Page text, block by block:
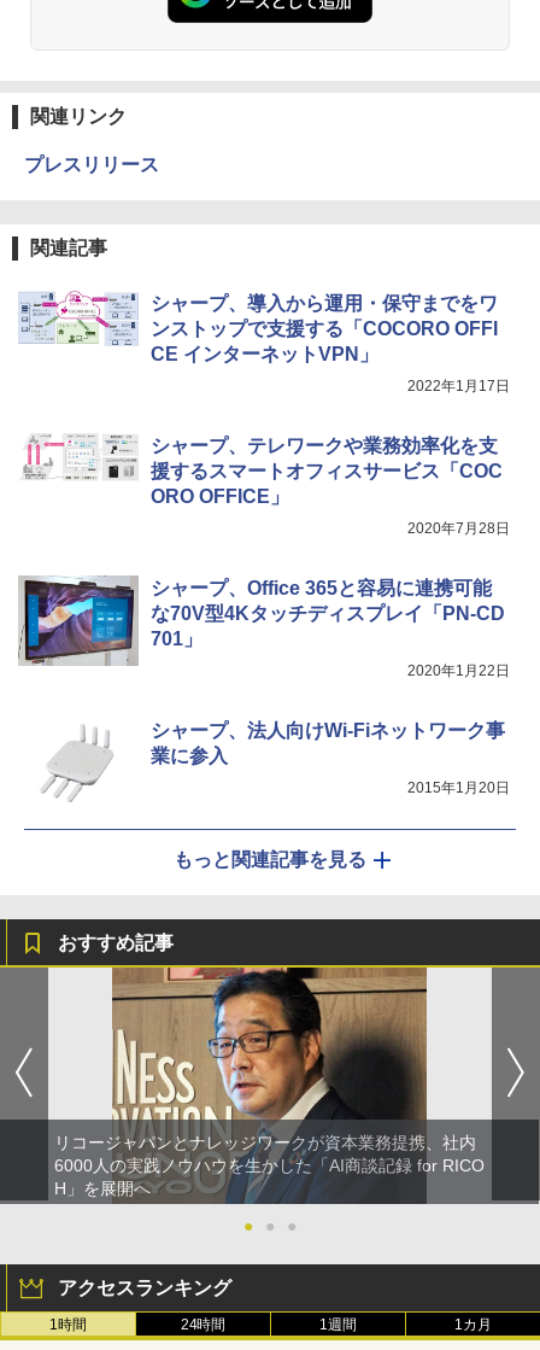
関連リンク
プレスリリース
関連記事
シャープ、導入から運用・保守までをワ
ンストップで支援する「COCORO OFFI
CE インターネットVPN」
2022年1月17日
シャープ、テレワークや業務効率化を支
援するスマートオフィスサービス「COC
ORO OFFICE」
2020年7月28日
シャープ、Office 365と容易に連携可能
な70V型4Kタッチディスプレイ「PN-CD
701」
2020年1月22日
シャープ、法人向けWi-Fiネットワーク事
業に参入
2015年1月20日
もっと関連記事を見る
おすすめ記事
リコージャパンとナレッジワークが資本業務提携、社内
6000人の実践ノウハウを生かした「AI商談記録 for RICO
H」を展開へ
●
● ●
アクセスランキング
1時間 24時間 1週間 1カ月